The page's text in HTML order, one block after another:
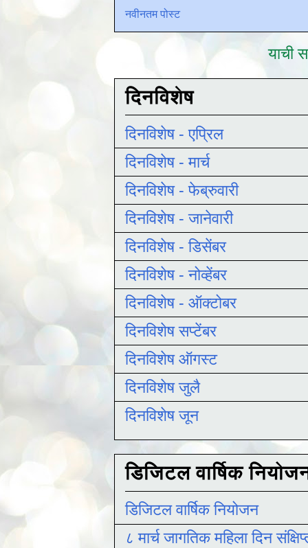
नवीनतम पोस्ट
याची
दिनविशेष
दिनविशेष - एप्रिल
दिनविशेष - मार्च
दिनविशेष - फेब्रुवारी
दिनविशेष - जानेवारी
दिनविशेष - डिसेंबर
दिनविशेष - नोव्हेंबर
दिनविशेष - ऑक्टोबर
दिनविशेष सप्टेंबर
दिनविशेष ऑगस्ट
दिनविशेष जुलै
दिनविशेष जून
डिजिटल वार्षिक
डिजिटल वार्षिक नियोजन
८ मार्च जागतिक महिला दिन